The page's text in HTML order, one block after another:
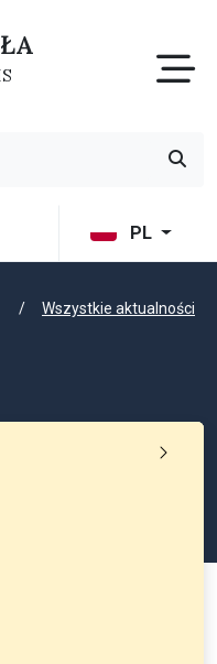
PL
Wszystkie aktualności